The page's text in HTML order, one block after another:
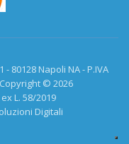
80128 Napoli NA - P.IVA
Copyright © 2026
L. 58/2019
Digitali